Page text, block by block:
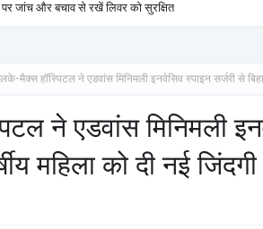
जांच और बचाव से रखें लिवर को सुरक्षित
मैक्स हॉस्पिटल ने एडवांस मिनिमली इनवेसिव स्पाइन सर्जरी से
ने एडवांस मिनिमली
महिला को दी नई जिंदगी